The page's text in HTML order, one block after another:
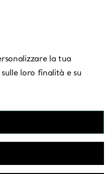
la tua
loro finalità e su